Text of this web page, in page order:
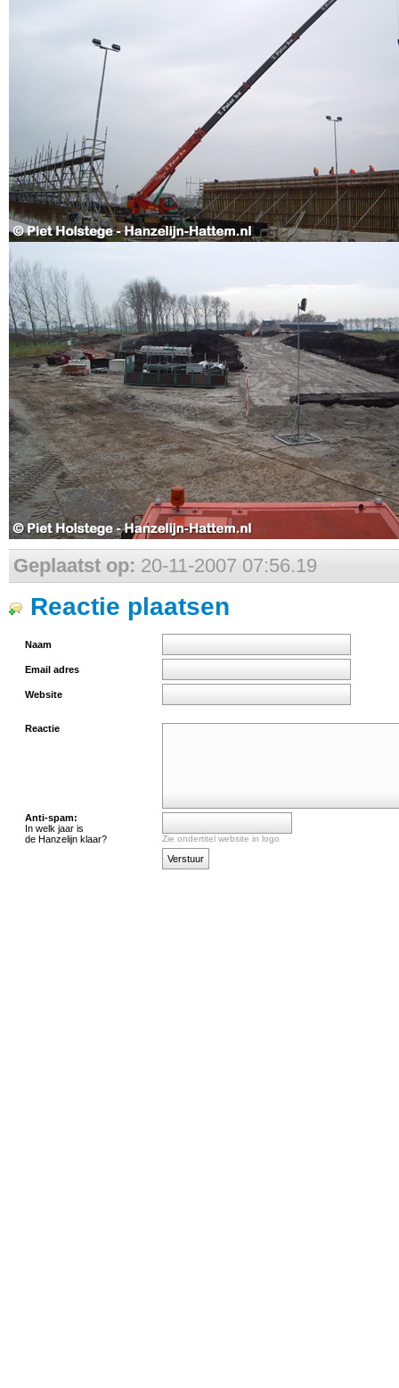
Geplaatst op: 20-11-2007 07:56.19
Reactie plaatsen
Naam
Email adres
Website
Reactie
Anti-spam:
In welk jaar is
de Hanzelijn klaar?
Zie ondertitel website in logo